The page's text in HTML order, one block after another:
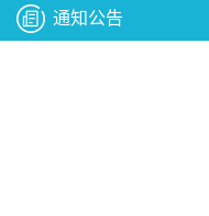
通知公告